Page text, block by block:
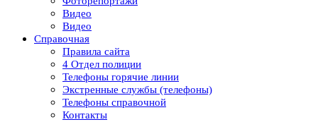
Видео
Видео
Справочная
Правила сайта
4 Отдел полиции
Телефоны горячие линии
Экстренные службы (телефоны)
Телефоны справочной
Контакты